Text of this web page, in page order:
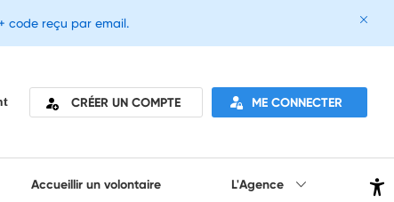
CRÉER UN COMPTE ME CONNECTER
Accueillir un volontaire L'Agence
code reçu par email.